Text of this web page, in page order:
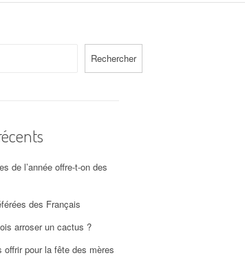
Rechercher
de l’année offre-t-on des
des Français
arroser un cactus ?
offrir pour la fête des mères